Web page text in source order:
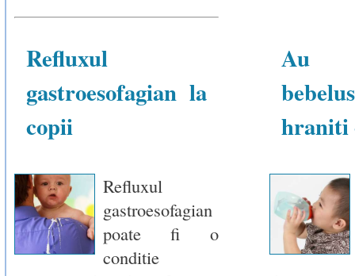
Refluxul
gastroesofagian la
copii
Refluxul
gastroesofagian
poate fi o
conditie
Au
hraniti